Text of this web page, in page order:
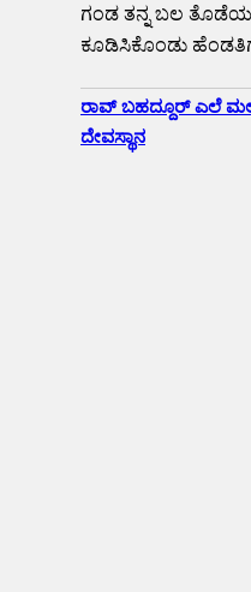
ಗಂಡ ತನ್ನ ಬಲ
ಕೂಡಿಸಿಕೊಂಡು
ರಾವ್ ಬಹದ್ದೂರ್ ಎಲೆ
ದೇವಸ್ಥಾನ